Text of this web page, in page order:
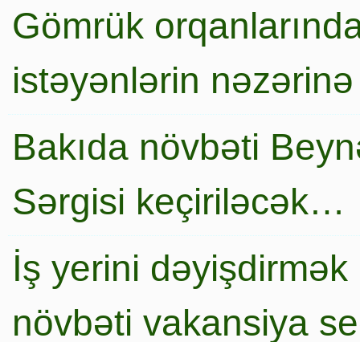
Gömrük
istəyənlərin nəzərinə
Bakıda növbəti
Sərgisi keçiriləcək…
İş yerini
növbəti vakansiya